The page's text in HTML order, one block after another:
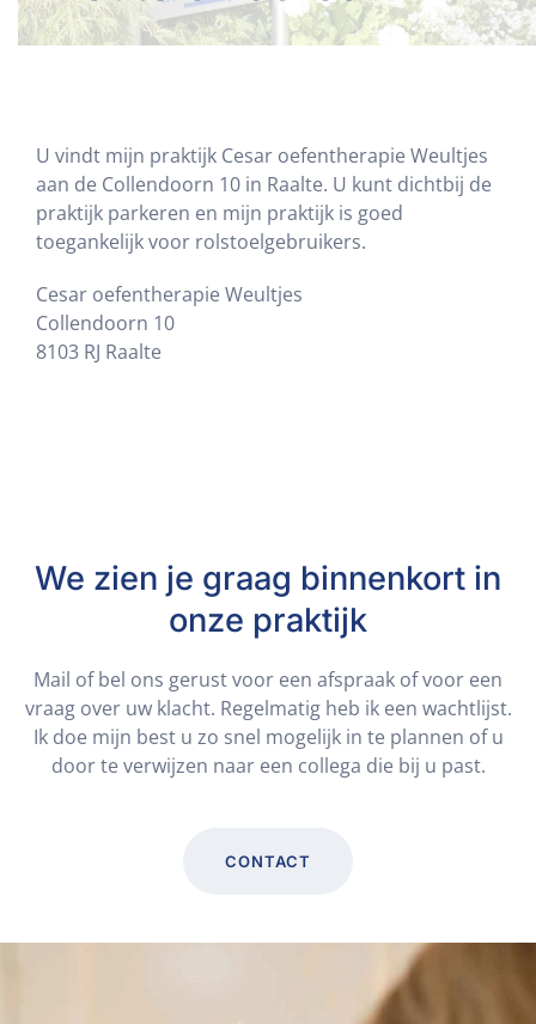
U vindt mijn praktijk Cesar oefentherapie Weultjes
aan de Collendoorn 10 in Raalte. U kunt dichtbij de
praktijk parkeren en mijn praktijk is goed
toegankelijk voor rolstoelgebruikers.
Cesar oefentherapie Weultjes
Collendoorn 10
8103 RJ Raalte
We zien je graag binnenkort in
onze praktijk
Mail of bel ons gerust voor een afspraak of voor een
vraag over uw klacht. Regelmatig heb ik een wachtlijst.
Ik doe mijn best u zo snel mogelijk in te plannen of u
door te verwijzen naar een collega die bij u past.
CONTACT